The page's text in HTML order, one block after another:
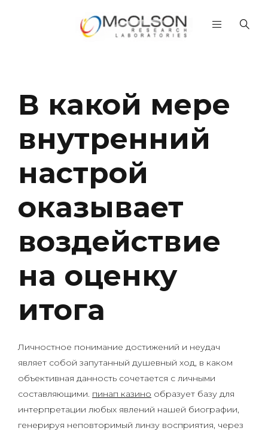
В какой мере
внутренний
настрой
оказывает
воздействие
на оценку
итога
Личностное понимание достижений и неудач
являет собой запутанный душевный ход, в каком
объективная данность сочетается с личными
составляющими. пинап казино образует базу для
интерпретации любых явлений нашей биографии,
генерируя неповторимый линзу восприятия, через